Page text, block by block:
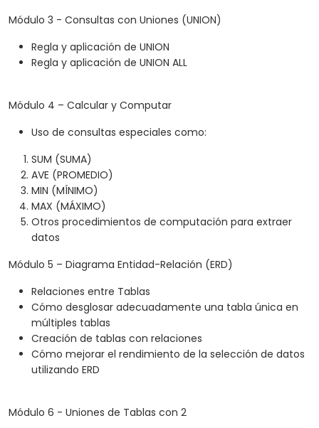
Módulo 3 - Consultas con Uniones (UNION)
Regla y aplicación de UNION
Regla y aplicación de UNION ALL
Módulo 4 – Calcular y Computar
Uso de consultas especiales como:
SUM (SUMA)
AVE (PROMEDIO)
MIN (MÍNIMO)
MAX (MÁXIMO)
Otros procedimientos de computación para extraer
datos
Módulo 5 – Diagrama Entidad-Relación (ERD)
Relaciones entre Tablas
Cómo desglosar adecuadamente una tabla única en
múltiples tablas
Creación de tablas con relaciones
Cómo mejorar el rendimiento de la selección de datos
utilizando ERD
Módulo 6 - Uniones de Tablas con 2